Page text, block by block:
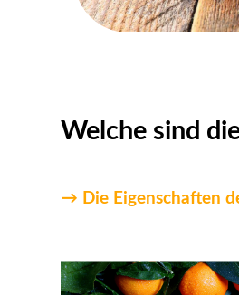
Welche sind
→ Die Eigenschaften